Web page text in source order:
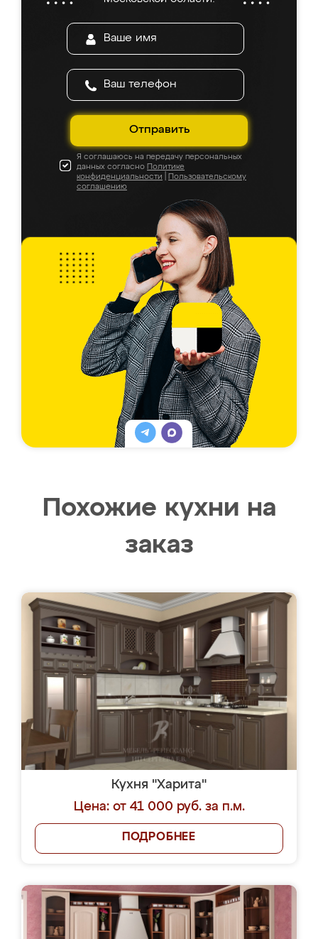
Отправить
Я соглашаюсь на передачу персональных
данных согласно Политике
конфиденциальности
Пользовательскому
соглашению
Похожие кухни на
заказ
Кухня "Харита"
Цена: от 41 000 руб. за п.м.
ПОДРОБНЕЕ